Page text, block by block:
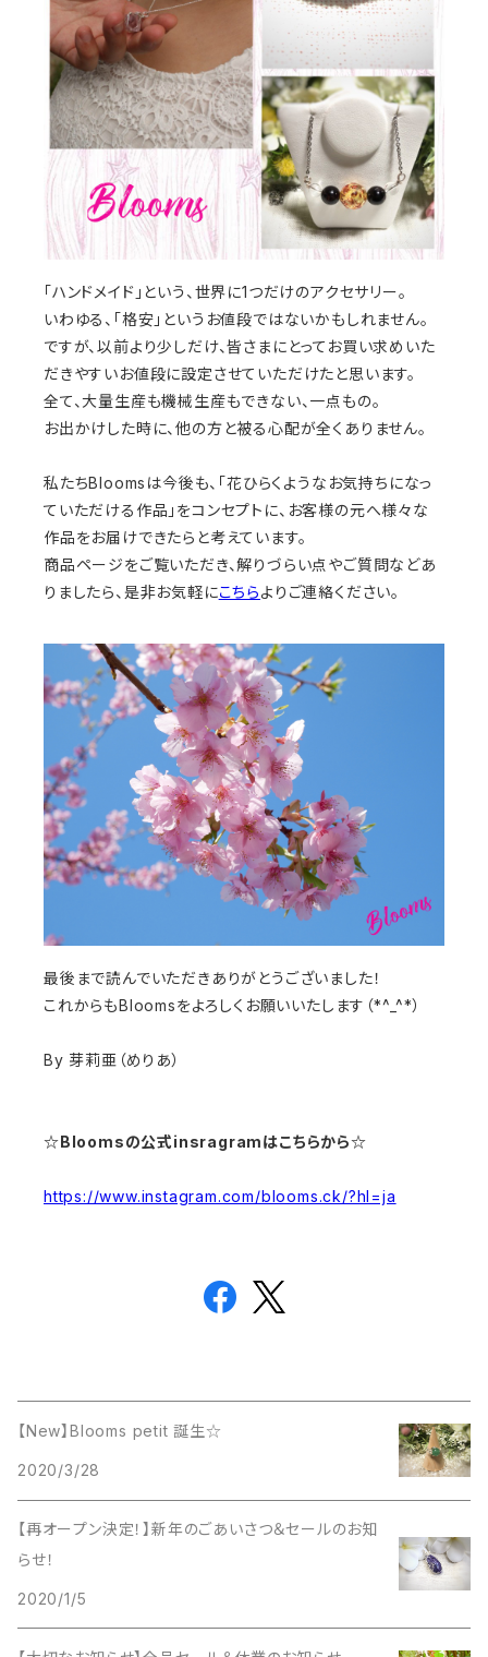
「ハンドメイド」という、世界に1つだけのアクセサリー。
いわゆる、「格安」というお値段ではないかもしれません。
ですが、以前より少しだけ、皆さまにとってお買い求めいた
だきやすいお値段に設定させていただけたと思います。
全て、大量生産も機械生産もできない、一点もの。
お出かけした時に、他の方と被る心配が全くありません。
私たちBloomsは今後も、「花ひらくようなお気持ちになっ
ていただける作品」をコンセプトに、お客様の元へ様々な
作品をお届けできたらと考えています。
商品ページをご覧いただき、解りづらい点やご質問などあ
りましたら、是非お気軽にこちらよりご連絡ください。
最後まで読んでいただきありがとうございました！
これからもBloomsをよろしくお願いいたします（*^_^*）
By 芽莉亜（めりあ）
☆Bloomsの公式insragramはこちらから☆
https://www.instagram.com/blooms.ck/?hl=ja
【New】Blooms petit 誕生☆
2020/3/28
【再オープン決定！】新年のごあいさつ＆セールのお知
らせ！
2020/1/5